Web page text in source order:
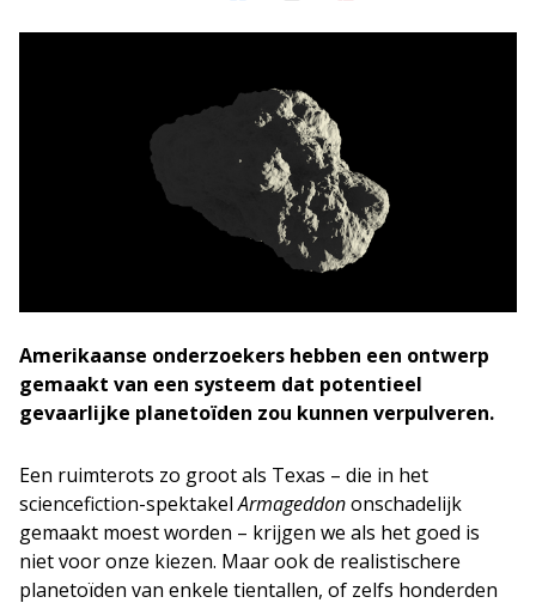
Amerikaanse onderzoekers hebben een ontwerp
gemaakt van een systeem dat potentieel
gevaarlijke planetoïden zou kunnen verpulveren.
Een ruimterots zo groot als Texas – die in het
sciencefiction-spektakelArmageddononschadelijk
gemaakt moest worden – krijgen we als het goed is
niet voor onze kiezen. Maar ook de realistischere
planetoïden van enkele tientallen, of zelfs honderden